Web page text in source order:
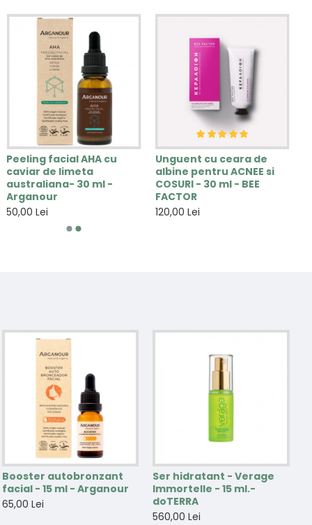
Peeling facial AHA cu
caviar de limeta
australiana- 30 ml -
Arganour
50,00 Lei
Unguent cu ceara de
albine pentru ACNEE si
COSURI - 30 ml - BEE
FACTOR
120,00 Lei
Booster autobronzant
facial - 15 ml - Arganour
65,00 Lei
Ser hidratant - Verage
Immortelle - 15 ml.-
doTERRA
560,00 Lei